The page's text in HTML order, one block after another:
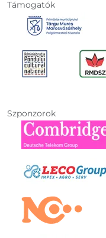
Támogatók
Szponzorok